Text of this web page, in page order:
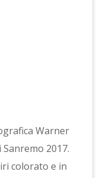
Warner
2017.
colorato e in